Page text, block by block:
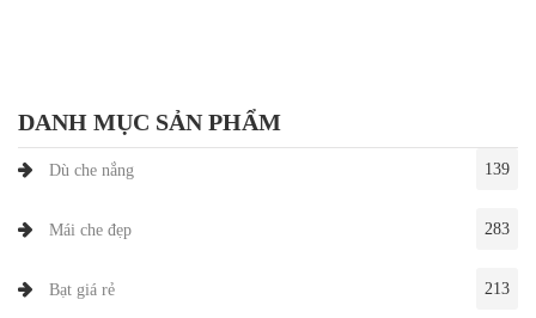
DANH MỤC SẢN PHẨM
Dù che nắng 139
Mái che đẹp 283
Bạt giá rẻ 213